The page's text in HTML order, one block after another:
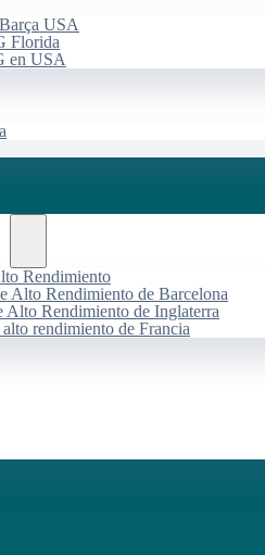
USA
Florida
en USA
Rendimiento
Alto Rendimiento de Barcelona
Alto Rendimiento de Inglaterra
rendimiento de Francia